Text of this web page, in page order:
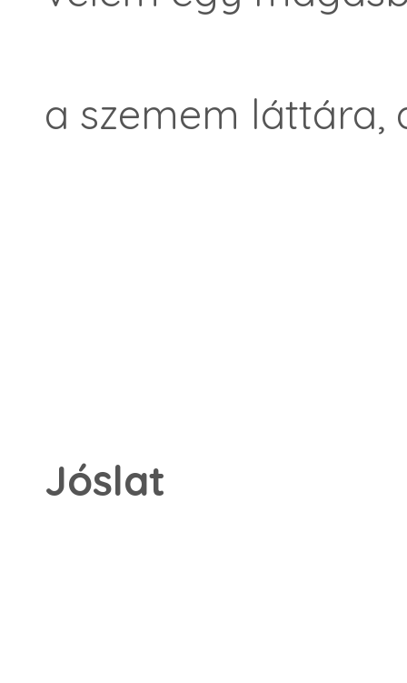
a szemem láttára,
Jóslat